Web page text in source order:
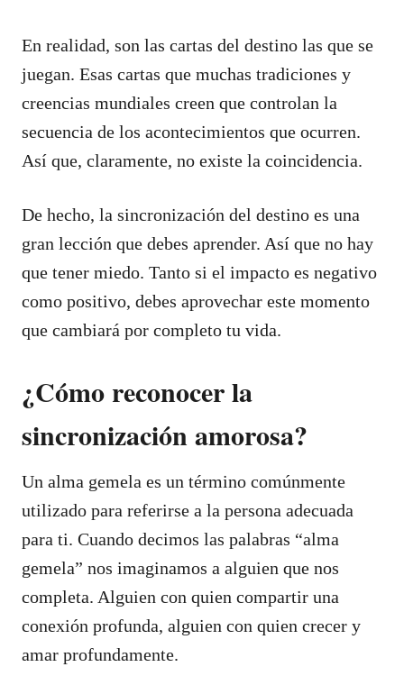
En realidad, son las cartas del destino las que se
juegan. Esas cartas que muchas tradiciones y
creencias mundiales creen que controlan la
secuencia de los acontecimientos que ocurren.
Así que, claramente, no existe la coincidencia.
De hecho, la sincronización del destino es una
gran lección que debes aprender. Así que no hay
que tener miedo. Tanto si el impacto es negativo
como positivo, debes aprovechar este momento
que cambiará por completo tu vida.
¿Cómo reconocer la
sincronización amorosa?
Un alma gemela es un término comúnmente
utilizado para referirse a la persona adecuada
para ti. Cuando decimos las palabras “alma
gemela” nos imaginamos a alguien que nos
completa. Alguien con quien compartir una
conexión profunda, alguien con quien crecer y
amar profundamente.